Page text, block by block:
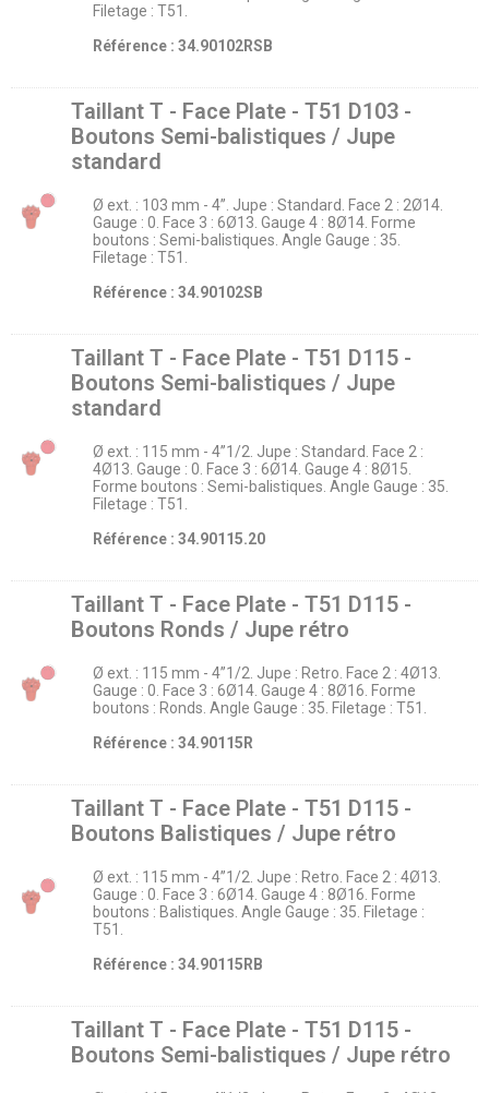
Filetage : T51.
Référence : 34.90102RSB
Taillant T - Face Plate - T51 D103 -
Boutons Semi-balistiques / Jupe
standard
Ø ext. : 103 mm - 4’’. Jupe : Standard. Face 2 : 2Ø14.
Gauge : 0. Face 3 : 6Ø13. Gauge 4 : 8Ø14. Forme
boutons : Semi-balistiques. Angle Gauge : 35.
Filetage : T51.
Référence : 34.90102SB
Taillant T - Face Plate - T51 D115 -
Boutons Semi-balistiques / Jupe
standard
Ø ext. : 115 mm - 4’’1/2. Jupe : Standard. Face 2 :
4Ø13. Gauge : 0. Face 3 : 6Ø14. Gauge 4 : 8Ø15.
Forme boutons : Semi-balistiques. Angle Gauge : 35.
Filetage : T51.
Référence : 34.90115.20
Taillant T - Face Plate - T51 D115 -
Boutons Ronds / Jupe rétro
Ø ext. : 115 mm - 4’’1/2. Jupe : Retro. Face 2 : 4Ø13.
Gauge : 0. Face 3 : 6Ø14. Gauge 4 : 8Ø16. Forme
boutons : Ronds. Angle Gauge : 35. Filetage : T51.
Référence : 34.90115R
Taillant T - Face Plate - T51 D115 -
Boutons Balistiques / Jupe rétro
Ø ext. : 115 mm - 4’’1/2. Jupe : Retro. Face 2 : 4Ø13.
Gauge : 0. Face 3 : 6Ø14. Gauge 4 : 8Ø16. Forme
boutons : Balistiques. Angle Gauge : 35. Filetage :
T51.
Référence : 34.90115RB
Taillant T - Face Plate - T51 D115 -
Boutons Semi-balistiques / Jupe rétro